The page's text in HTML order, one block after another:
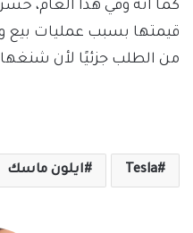
قيمتها بسبب عمليات بيع
من الطلب جزئيًا لأن
Tesla ايلون ماسك